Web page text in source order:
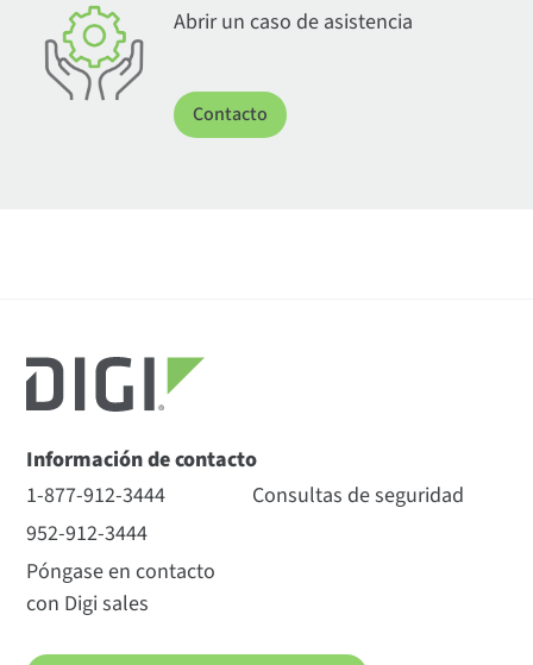
Abrir un caso de asistencia
Contacto
Información de contacto
1-877-912-3444
952-912-3444
Póngase en contacto
con Digi sales
Consultas de seguridad